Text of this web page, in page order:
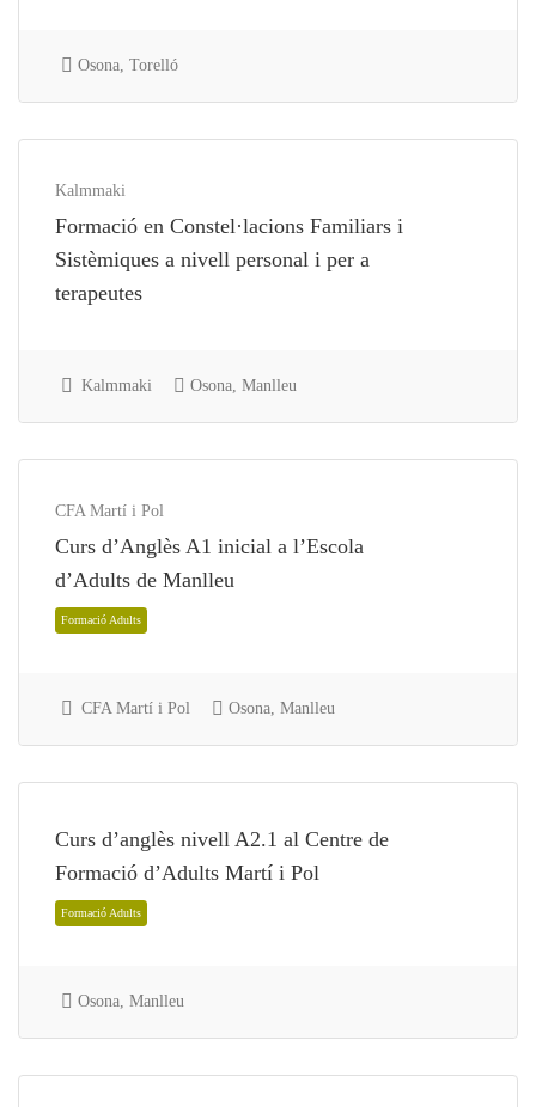
Extraescolars
Osona, Torelló
Kalmmaki
Formació en Constel·lacions Familiars i
Sistèmiques a nivell personal i per a
terapeutes
Kalmmaki Osona, Manlleu
CFA Martí i Pol
Curs d’Anglès A1 inicial a l’Escola
d’Adults de Manlleu
CFA Martí i Pol Osona, Manlleu
Curs d’anglès nivell A2.1 al Centre de
Formació d’Adults Martí i Pol
Osona, Manlleu